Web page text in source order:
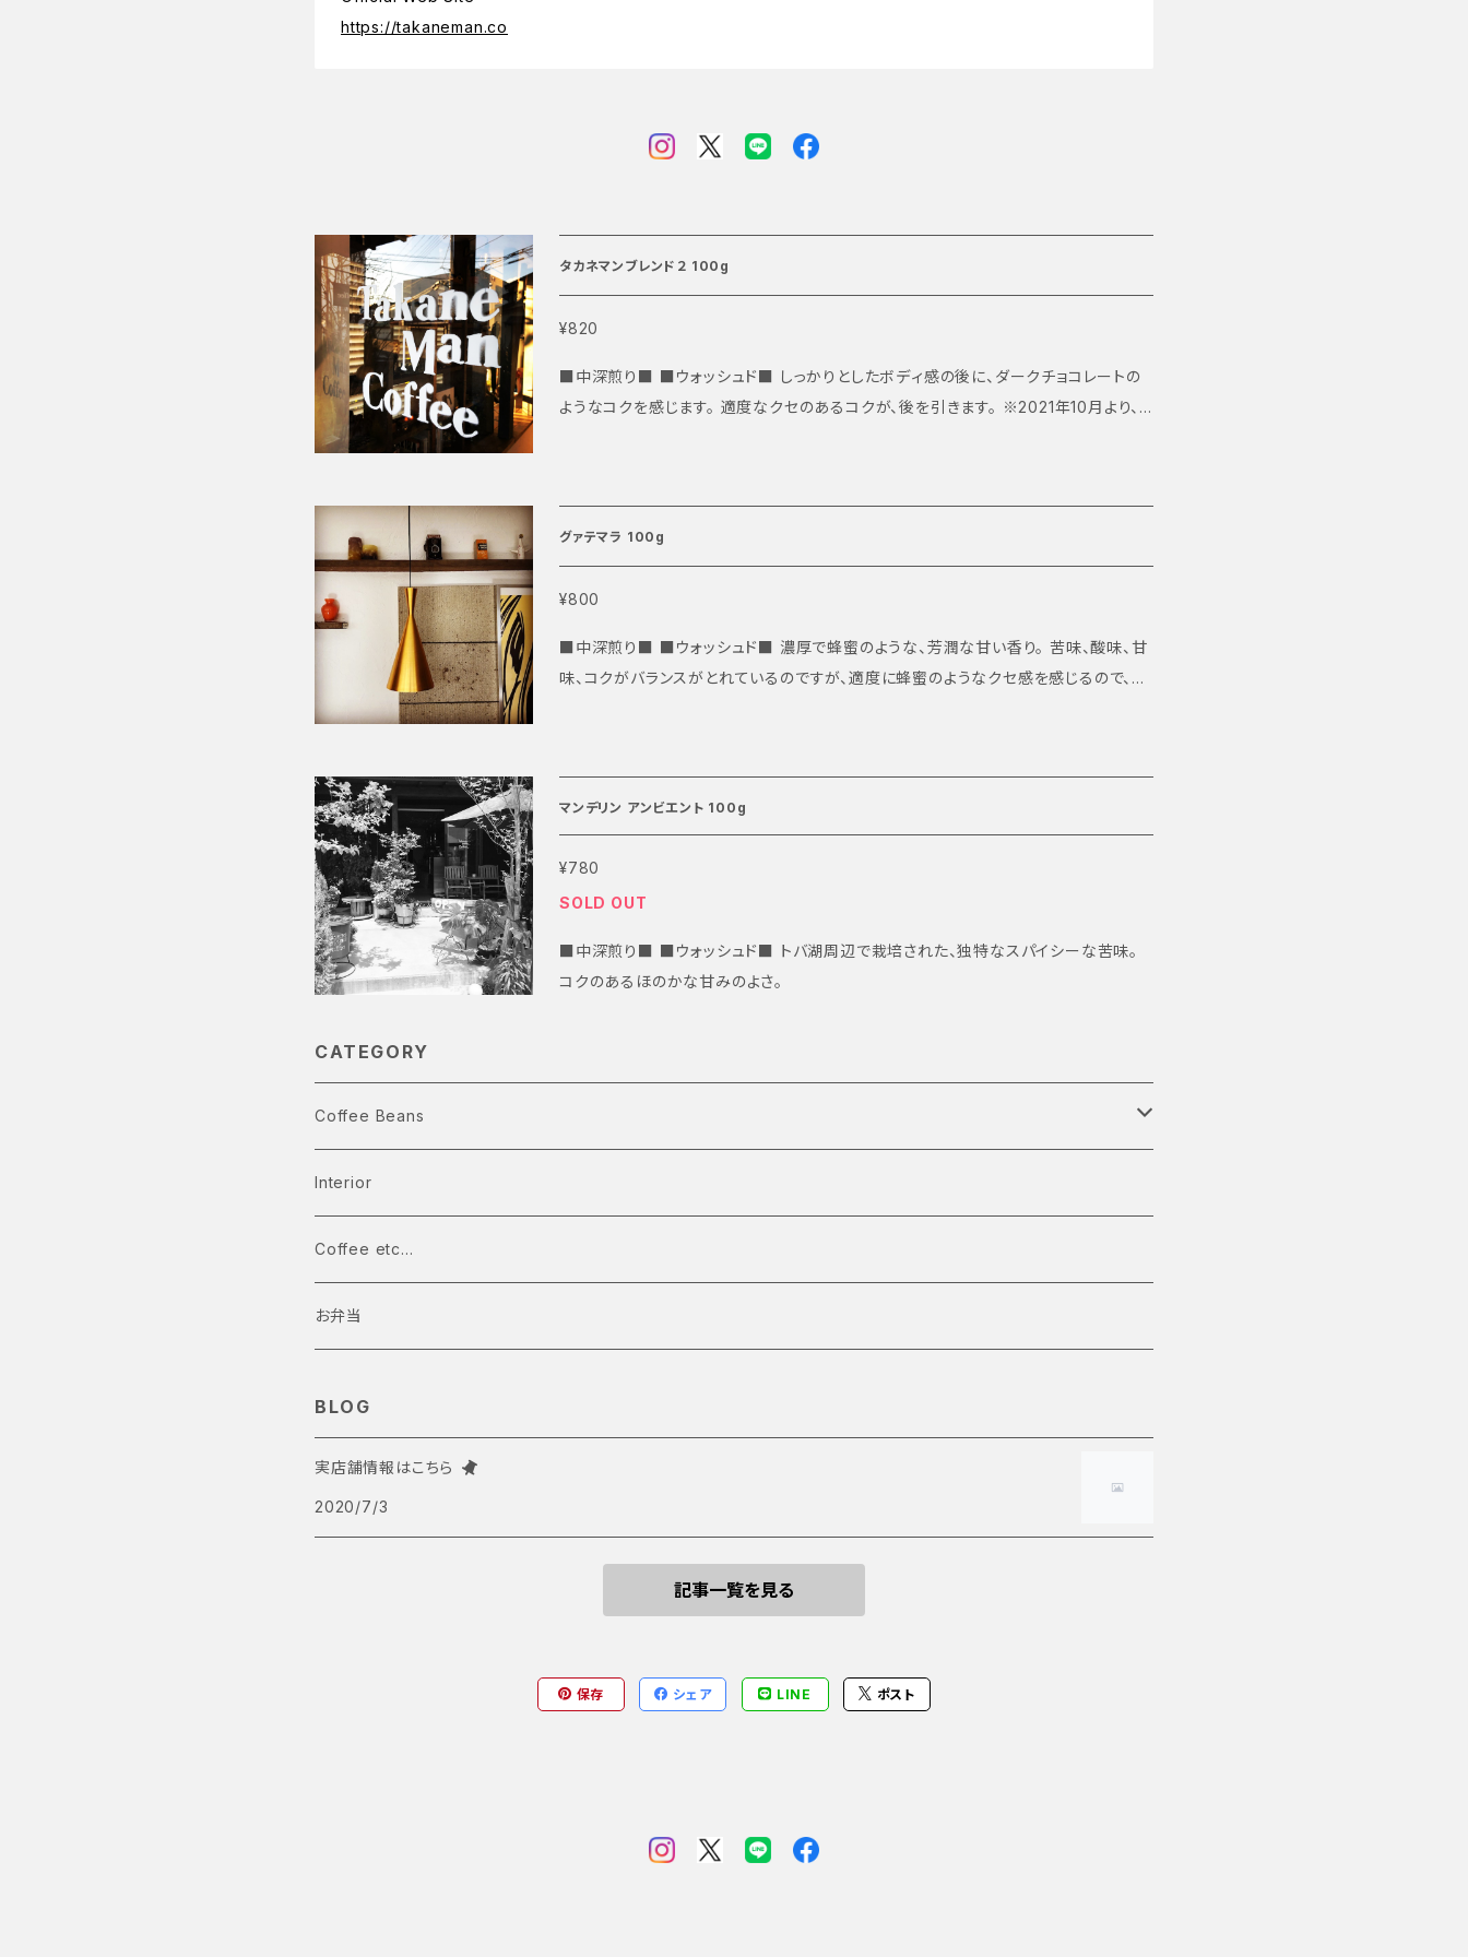
https://takaneman.co
タカネマンブレンド２ 100g
¥820
■中深煎り■ ■ウォッシュド■ しっかりとしたボディ感の後に、ダークチョコレートの
ようなコクを感じます。 適度なクセのあるコクが、後を引きます。 ※2021年10月より、
グァテマラ 100g
¥800
■中深煎り■ ■ウォッシュド■ 濃厚で蜂蜜のような、芳潤な甘い香り。 苦味、酸味、甘
味、コクがバランスがとれているのですが、適度に蜂蜜のようなクセ感を感じるので、毎
マンデリン アンビエント 100g
¥780
SOLD OUT
■中深煎り■ ■ウォッシュド■ トバ湖周辺で栽培された、独特なスパイシーな苦味。
コクのあるほのかな甘みのよさ。
CATEGORY
Coffee Beans
Single Origin Coffee
浅煎り
中煎り
Blend Coffee
中深煎り
Interior
Coffee etc...
お弁当
BLOG
実店舗情報はこちら
2020/7/3
記事一覧を見る
保存 シェア LINE ポスト